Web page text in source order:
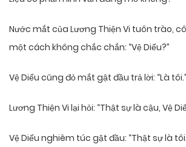
Nước mắt của Lương Thiện Vi tuôn trào,
một cách không chắc chắn: “Vệ Diểu?”
Vệ Diểu cũng đỏ mắt gật đầu trả lời: “Là tôi.”
Lương Thiện Vi lại hỏi: “Thật sự là cậu, Vệ
Vệ Diểu nghiêm túc gật đầu: “Thật sự là